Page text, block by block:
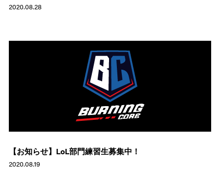
2020.08.28
【お知らせ】LoL部門練習生募集中！
2020.08.19